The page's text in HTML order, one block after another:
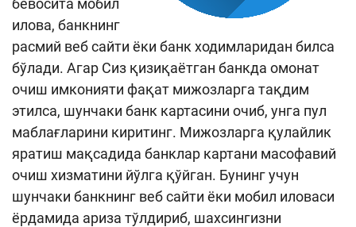
илова, банкнинг
расмий веб сайти ёки банк ходимларидан билса
бўлади. Агар Сиз қизиқаётган банкда омонат
очиш имконияти фақат мижозларга тақдим
этилса, шунчаки банк картасини очиб, унга пул
маблағларини киритинг. Мижозларга қулайлик
яратиш мақсадида банклар картани масофавий
очиш хизматини йўлга қўйган. Бунинг учун
шунчаки банкнинг веб сайти ёки мобил иловаси
ёрдамида ариза тўлдириб, шахсингизни